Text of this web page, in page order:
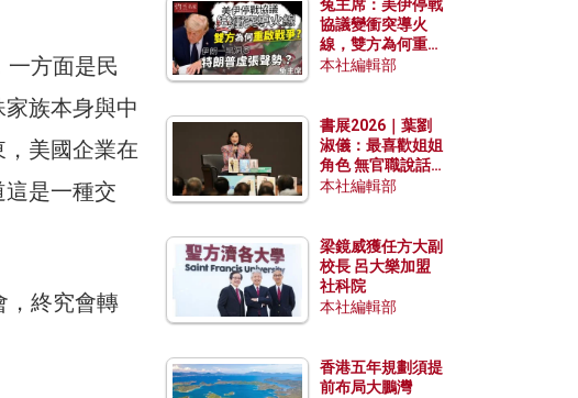
一方面是民
族本身與中
美國企業在
是一種交
，終究會轉
兔主席：美伊停戰
協議變衝突導火
線，雙方為何重啟
戰爭？伊朗一早洞
本社編輯部
書展2026｜葉劉
淑儀：最喜歡姐姐
角色 無官職說話
包袱少
本社編輯部
梁鏡威獲任方大副
校長 呂大樂加盟
社科院
本社編輯部
香港五年規劃須提
前布局大鵬灣